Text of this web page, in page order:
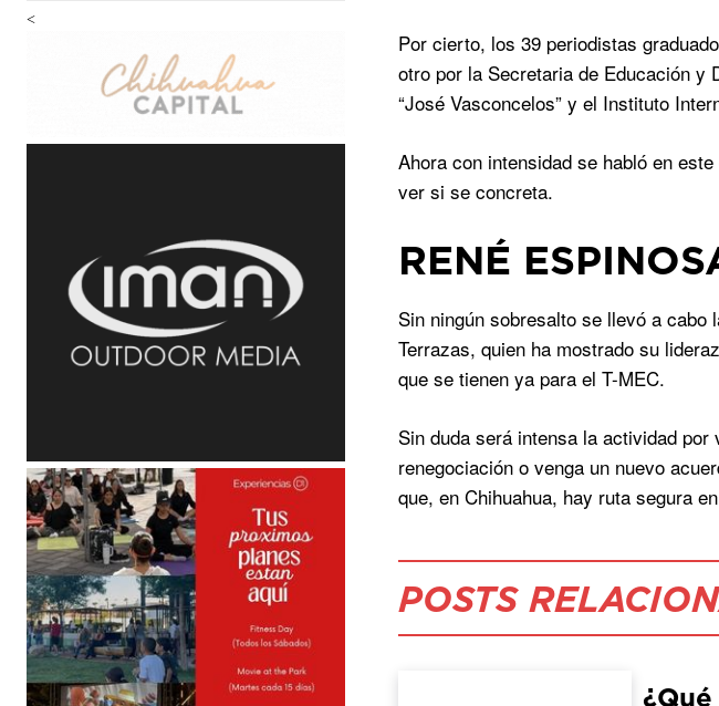
<
Por cierto, los 39 periodistas
otro por la Secretaria de Educación y
“José Vasconcelos” y el Instituto
Ahora con intensidad se habló en
ver si se concreta.
RENÉ
Sin ningún sobresalto se llevó a cabo
Terrazas, quien ha mostrado su
que se tienen ya para el T-MEC.
Sin duda será intensa la actividad
renegociación o venga un nuevo
que, en Chihuahua, hay ruta segura
POSTS